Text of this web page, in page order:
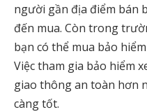
người gần địa điểm bán
đến mua. Còn trong
bạn có thể mua bảo
Việc tham gia bảo hiểm
giao thông an toàn hơn
càng tốt.